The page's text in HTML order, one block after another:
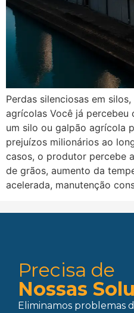
Perdas silenciosas em
agrícolas Você já percebeu
um silo ou galpão agrícola
prejuízos milionários ao
casos, o produtor percebe
de grãos, aumento da
acelerada, manutenção
Precisa de
Nossas
Eliminamos problemas